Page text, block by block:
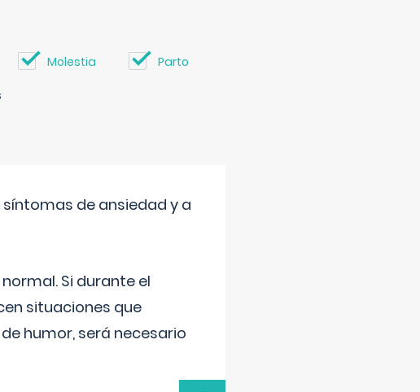
Molestia Parto
de ansiedad y a
Si durante el
situaciones que
humor, será necesario